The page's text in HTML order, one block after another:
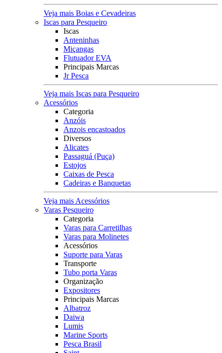
Veja mais Boias e Cevadeiras
Iscas para Pesqueiro
Iscas
Anteninhas
Miçangas
Flutuador EVA
Principais Marcas
Jr Pesca
Veja mais Iscas para Pesqueiro
Acessórios
Categoria
Anzóis
Anzois encastoados
Diversos
Alicates
Passaguá (Puça)
Estojos
Caixas de Pesca
Cadeiras e Banquetas
Veja mais Acessórios
Varas Pesqueiro
Categoria
Varas para Carretilhas
Varas para Molinetes
Acessórios
Suporte para Varas
Transporte
Tubo porta Varas
Organização
Expositores
Principais Marcas
Albatroz
Daiwa
Lumis
Marine Sports
Pesca Brasil